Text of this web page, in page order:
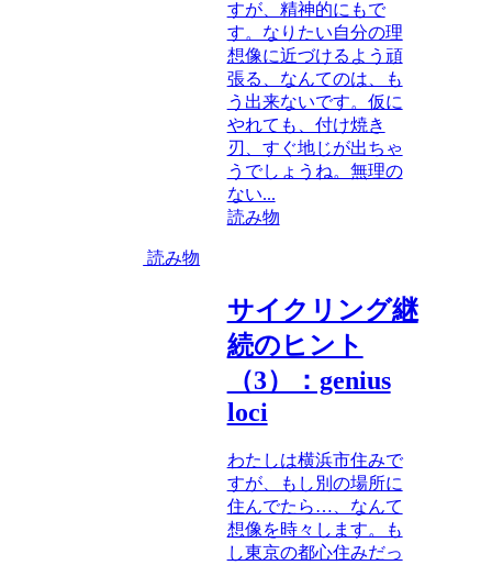
すが、精神的にもで
す。なりたい自分の理
想像に近づけるよう頑
張る、なんてのは、も
う出来ないです。仮に
やれても、付け焼き
刃、すぐ地じが出ちゃ
うでしょうね。無理の
ない...
読み物
読み物
サイクリング継
続のヒント
（3）：genius
loci
わたしは横浜市住みで
すが、もし別の場所に
住んでたら…、なんて
想像を時々します。も
し東京の都心住みだっ